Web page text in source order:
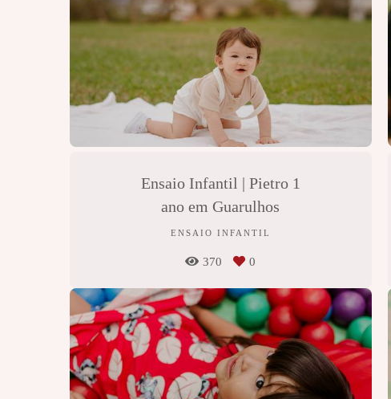
Ensaio Infantil | Pietro 1
ano em Guarulhos
ENSAIO INFANTIL
370 0